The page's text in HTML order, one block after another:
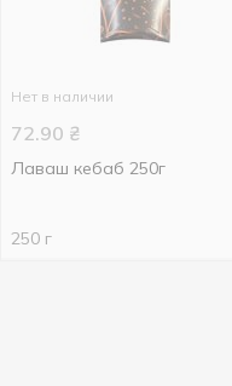
Нет в наличии
72.90 ₴
Лаваш кебаб 250г
250 г